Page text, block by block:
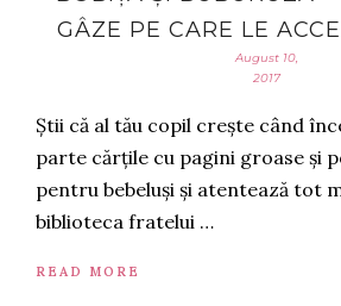
GÂZE PE CARE LE
August 10,
2017
Știi că al tău copil crește când
parte cărțile cu pagini groase și
pentru bebeluși și atentează tot
biblioteca fratelui …
READ MORE